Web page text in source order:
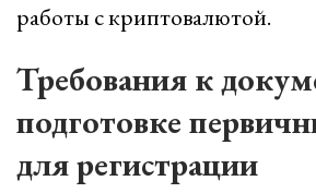
работы с криптовалютой.
Требования к
подготовке
для регистрации